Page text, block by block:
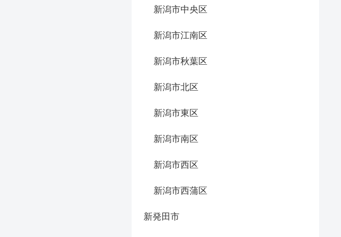
新潟市中央区
新潟市江南区
新潟市秋葉区
新潟市北区
新潟市東区
新潟市南区
新潟市西区
新潟市西蒲区
新発田市